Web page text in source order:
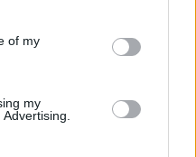
purposes in below Google
of my
my
arcképcsarnok (5.):